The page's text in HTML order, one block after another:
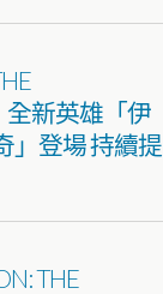
全新英雄「伊
」登場 持續提
THE